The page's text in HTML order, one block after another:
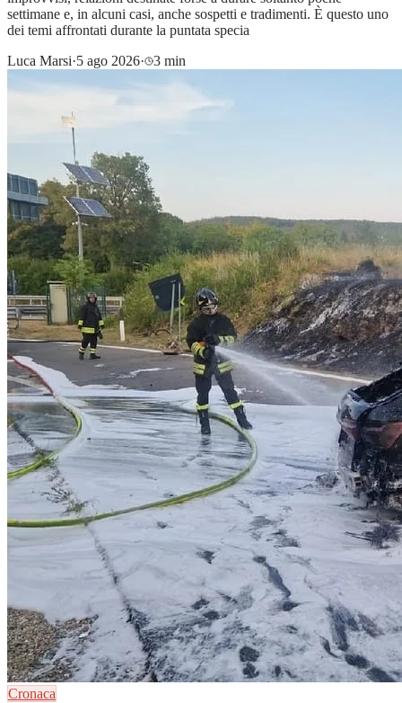
settimane e, in alcuni casi, anche sospetti e tradimenti. È questo uno
dei temi affrontati durante la puntata specia
Luca Marsi·5 ago 2026· 3 min
Cronaca